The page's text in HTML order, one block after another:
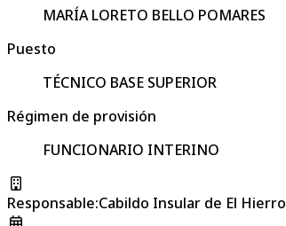
MARÍA LORETO BELLO POMARES
Puesto
TÉCNICO BASE SUPERIOR
Régimen de provisión
FUNCIONARIO INTERINO
Responsable:Cabildo Insular de El Hierro